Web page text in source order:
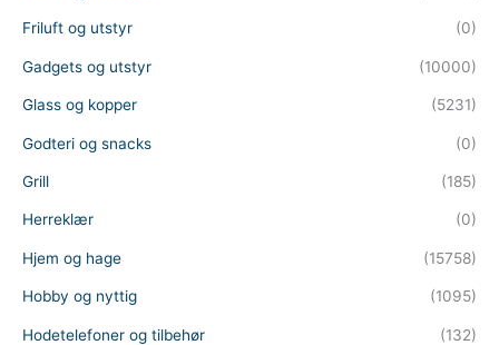
Friluft og utstyr (0)
Gadgets og utstyr (10000)
Glass og kopper (5231)
Godteri og snacks (0)
Grill (185)
Herreklær (0)
Hjem og hage (15758)
Hobby og nyttig (1095)
Hodetelefoner og tilbehør (132)